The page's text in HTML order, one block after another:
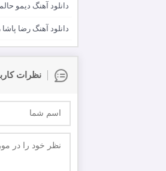
دانلود آهنگ دیمو
دانلود آهنگ رضا پاشا
نظرات